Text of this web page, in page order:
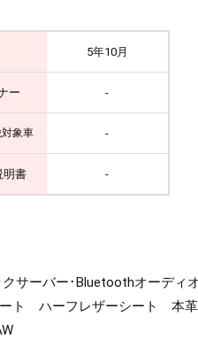
5年10月
ー -
象車 -
明書 -
クサーバー･Bluetoothオー
ト ハーフレザーシート 本